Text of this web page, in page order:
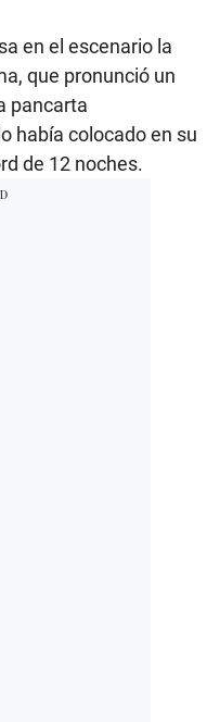
en el escenario la
que pronunció un
pancarta
había colocado en su
de 12 noches.